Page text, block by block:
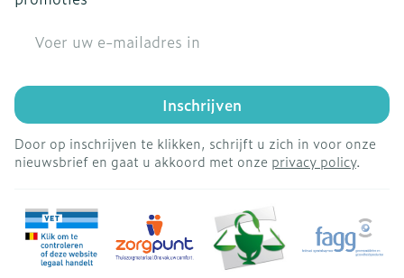
Inschrijven
Door op inschrijven te klikken, schrijft u zich in voor onze
nieuwsbrief en gaat u akkoord met onze privacy policy.